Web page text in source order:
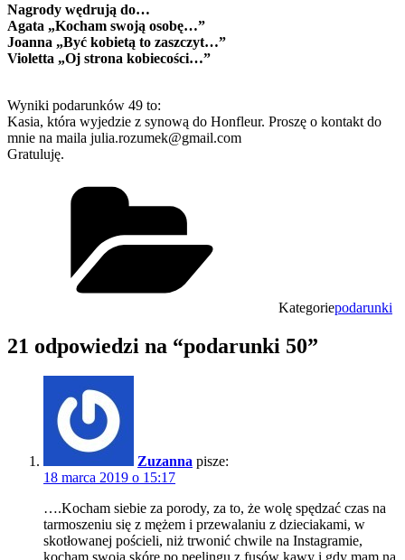
Nagrody wędrują do…
Agata „Kocham swoją osobę…”
Joanna „Być kobietą to zaszczyt…”
Violetta „Oj strona kobiecości…”
Wyniki podarunków 49 to:
Kasia, która wyjedzie z synową do Honfleur. Proszę o kontakt do
mnie na maila julia.rozumek@gmail.com
Gratuluję.
Kategoriepodarunki
21 odpowiedzi na “podarunki 50”
Zuzanna pisze:
18 marca 2019 o 15:17
….Kocham siebie za porody, za to, że wolę spędzać czas na
tarmoszeniu się z mężem i przewalaniu z dzieciakami, w
skotłowanej pościeli, niż trwonić chwile na Instagramie,